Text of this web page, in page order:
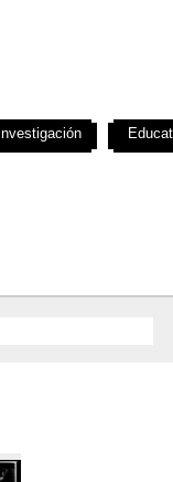
Investigación